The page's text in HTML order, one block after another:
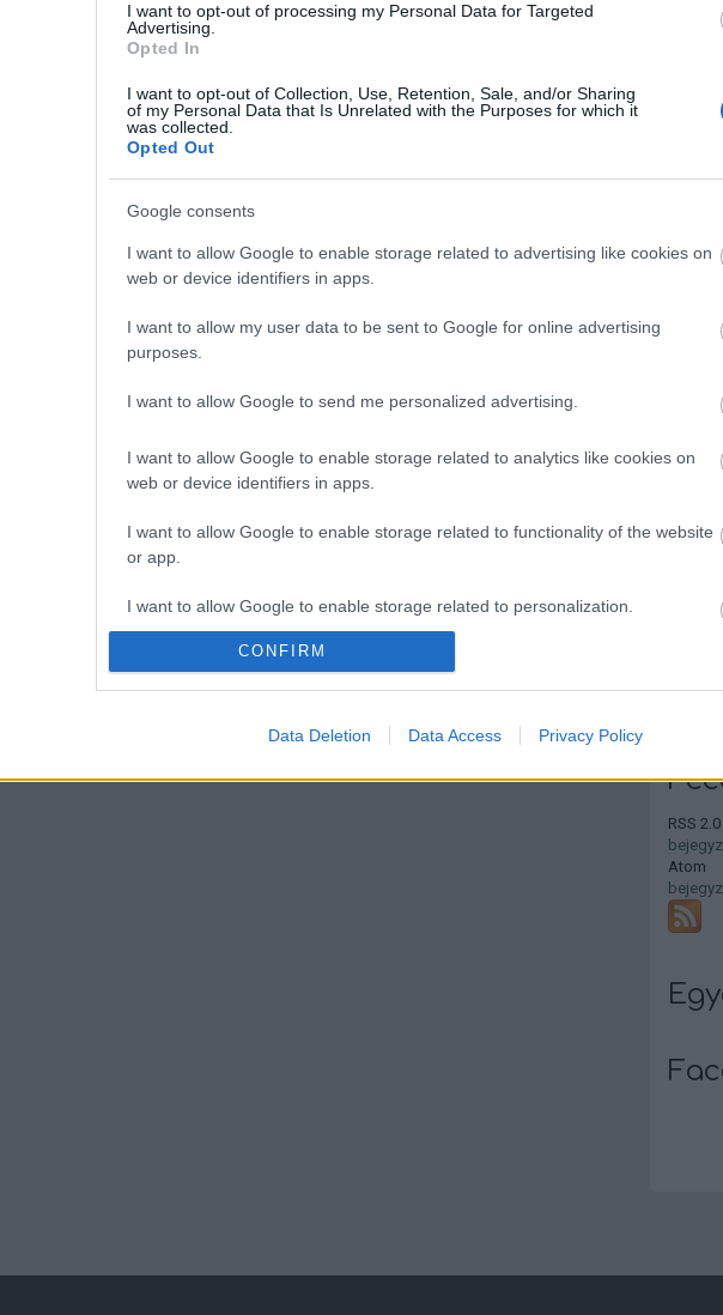
I want to opt-out of processing my Personal Data for Targeted
Advertising.
Opted In
I want to opt-out of Collection, Use, Retention, Sale, and/or Sharing
of my Personal Data that Is Unrelated with the Purposes for which it
was collected.
Opted Out
Google consents
I want to allow Google to enable storage related to advertising like cookies on
web or device identifiers in apps.
I want to allow my user data to be sent to Google for online advertising
purposes.
I want to allow Google to send me personalized advertising.
I want to allow Google to enable storage related to analytics like cookies on
web or device identifiers in apps.
I want to allow Google to enable storage related to functionality of the website
or app.
I want to allow Google to enable storage related to personalization.
I want to allow Google to enable storage related to security, including
authentication functionality and fraud prevention, and other user protection.
CONFIRM
Data Deletion Data Access Privacy Policy
Járt
2025
2024
2024
2024
2024
2022
RSS 2.0
Atom